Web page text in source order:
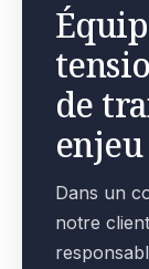
de
enjeu
Dans un
notre